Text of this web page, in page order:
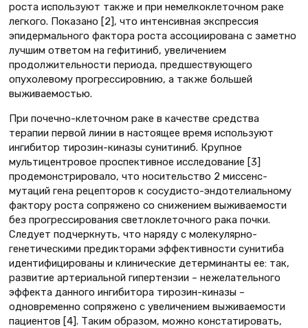
роста используют также и при немелкоклеточном раке
легкого. Показано [2], что интенсивная экспрессия
эпидермального фактора роста ассоциирована с заметно
лучшим ответом на гефитиниб, увеличением
продолжительности периода, предшествующего
опухолевому прогрессировнию, а также большей
выживаемостью.
При почечно-клеточном раке в качестве средства
терапии первой линии в настоящее время используют
ингибитор тирозин-киназы сунитиниб. Крупное
мультицентровое проспективное исследование [3]
продемонстрировало, что носительство 2 миссенс-
мутаций гена рецепторов к сосудисто-эндотелиальному
фактору роста сопряжено со снижением выживаемости
без прогрессирования светлоклеточного рака почки.
Следует подчеркнуть, что наряду с молекулярно-
генетическими предикторами эффективности сунитиба
идентифицированы и клинические детерминанты ее: так,
развитие артериальной гипертензии – нежелательного
эффекта данного ингибитора тирозин-киназы –
одновременно сопряжено с увеличением выживаемости
пациентов [4]. Таким образом, можно констатировать,